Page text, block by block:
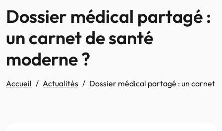
Dossier médical partagé :
un carnet de santé
moderne ?
Accueil Actualités Dossier médical partagé : un carnet